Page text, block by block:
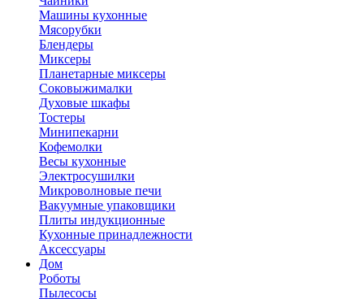
Машины кухонные
Мясорубки
Блендеры
Миксеры
Планетарные миксеры
Соковыжималки
Духовые шкафы
Тостеры
Минипекарни
Кофемолки
Весы кухонные
Электросушилки
Микроволновые печи
Вакуумные упаковщики
Плиты индукционные
Кухонные принадлежности
Аксессуары
Дом
Роботы
Пылесосы